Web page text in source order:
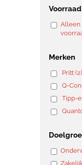
Voorraad
Alleen
Merken
Pritt (2)
Q-
Tipp-